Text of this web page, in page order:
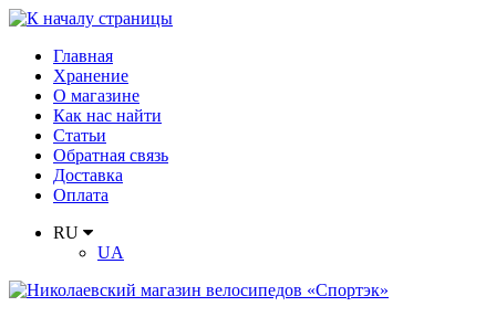
Главная
Хранение
О магазине
Как нас найти
Статьи
Обратная связь
Доставка
Оплата
RU
UA